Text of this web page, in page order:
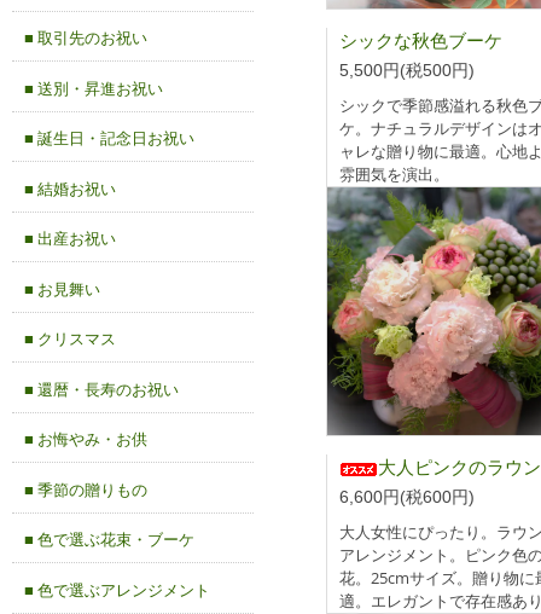
シックな秋色ブーケ
5,500円(税500円)
シックで季節感溢れる秋色
ケ。ナチュラルデザインは
ャレな贈り物に最適。心地
雰囲気を演出。
大人ピンクのラウンドアレンジ
6,600円(税600円)
大人女性にぴったり。ラウ
アレンジメント。ピンク色
花。25cmサイズ。贈り物に
適。エレガントで存在感あ
■ 取引先のお祝い
■ 送別・昇進お祝い
■ 誕生日・記念日お祝い
■ 結婚お祝い
■ 出産お祝い
■ お見舞い
■ クリスマス
■ 還暦・長寿のお祝い
■ お悔やみ・お供
■ 季節の贈りもの
■ 色で選ぶ花束・ブーケ
■ 色で選ぶアレンジメント